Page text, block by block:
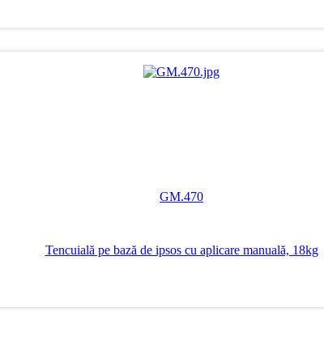
GM.470
Tencuială pe bază de ipsos cu aplicare manuală, 18kg